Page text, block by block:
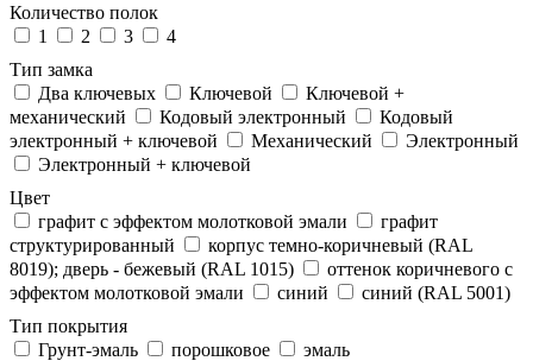
Количество полок
1
2 3
4
Тип замка
Два ключевых
Ключевой
Ключевой +
механический
Кодовый электронный
Кодовый
электронный + ключевой
Механический
Электронный
Электронный + ключевой
Цвет
графит с эффектом молотковой эмали
графит
структурированный
корпус темно-коричневый (RAL
8019); дверь - бежевый (RAL 1015)
оттенок коричневого с
эффектом молотковой эмали
синий
синий (RAL 5001)
Тип покрытия
Грунт-эмаль
порошковое
эмаль